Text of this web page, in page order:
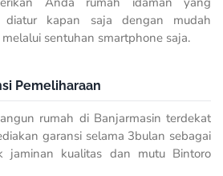
diatur kapan saja dengan mudah
sentuhan smartphone saja.
Pemeliharaan
rumah di Banjarmasin terdekat
garansi selama 3bulan sebagai
jaminan kualitas dan mutu Bintoro